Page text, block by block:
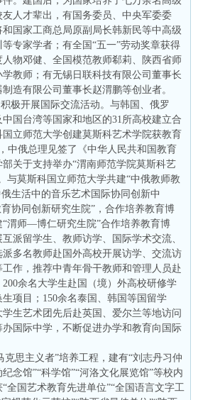
人才辈出，有国务委员、中央军委委
国家工商总局原副局长韩新民等中高级
专家学者；有全国“五一”劳动奖章获得
物邓健、全国模范教师郗莉、陕西省师
教师；有无锡日联科技有限公司董事长
造有限公司董事长赵渭鹏等创业者。
极开展国际交流活动。与韩国、俄罗
国台湾等国家和地区的31所高校建立合
立师范大学创建莫斯科艺术学院获教育
中俄总理见签了《中华人民共和国教育
关于支持举办“渭南师范学院莫斯科艺
与莫斯科国立师范大学共建“中俄教师教
生活中的音乐艺术国际协同创新中
协同创新研究生院”，合作培养教育博
渭师—博仁研究生院”合作培养教育博
派留学生、教师访学、国际学术交流、
多名教师赴国外高校开展访学、交流访
作，推荐中青年骨干教师和管理人员赴
余名大学生赴国（境）外高校研修学
项目；150余名泰国、韩国等国留学
生艺术团先后赴英国、爱尔兰等地访问
国际中学，不断促进办学和教育向国际
克思主义者”培养工程，建有“刘志丹习仲
念馆”“科学馆”“河洛文化展览馆”等校内
全国艺术教育先进单位”“全国语言文字工